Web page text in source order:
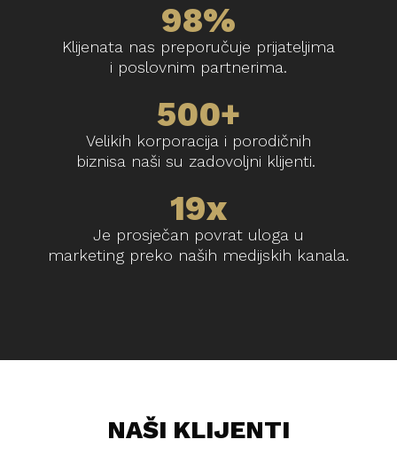
98%
Klijenata nas preporučuje prijateljima
i poslovnim partnerima.
500+
Velikih korporacija i porodičnih
biznisa naši su zadovoljni klijenti.
19x
Je prosječan povrat uloga u
marketing preko naših medijskih kanala.
NAŠI KLIJENTI